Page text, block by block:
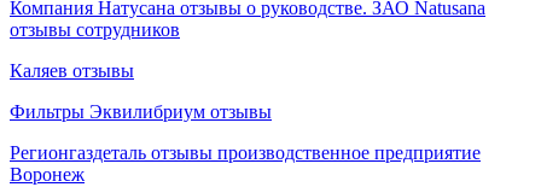
Компания Натусана отзывы о руководстве. ЗАО Natusana
отзывы сотрудников
Каляев отзывы
Фильтры Эквилибриум отзывы
Регионгаздеталь отзывы производственное предприятие
Воронеж